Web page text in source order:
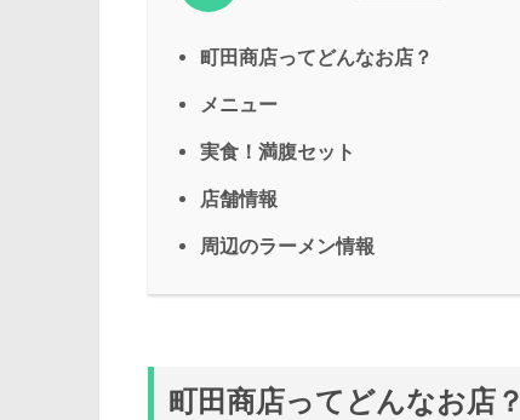
町田商店ってどんなお店？
メニュー
実食！満腹セット
店舗情報
周辺のラーメン情報
町田商店ってどんなお店？